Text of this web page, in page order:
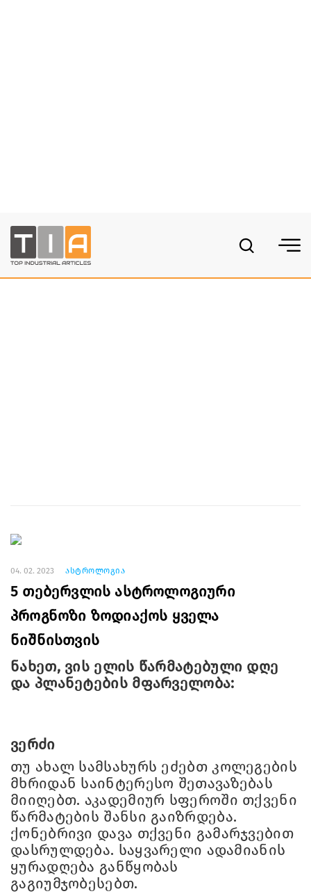
04. 02. 2023 ასტროლოგია
5 თებერვლის ასტროლოგიური
პროგნოზი ზოდიაქოს ყველა
ნიშნისთვის
ნახეთ, ვის ელის წარმატებული დღე
და პლანეტების მფარველობა:
ვერძი
თუ ახალ სამსახურს ეძებთ კოლეგების
მხრიდან საინტერესო შეთავაზებას
მიიღებთ. აკადემიურ სფეროში თქვენი
წარმატების შანსი გაიზრდება.
ქონებრივი დავა თქვენი გამარჯვებით
დასრულდება. საყვარელი ადამიანის
ყურადღება განწყობას
გაგიუმჯობესებთ.